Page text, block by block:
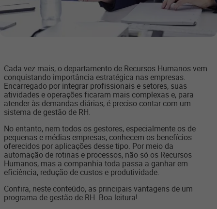
Cada vez mais, o departamento de Recursos Humanos vem
conquistando importância estratégica nas empresas.
Encarregado por integrar profissionais e setores, suas
atividades e operações ficaram mais complexas e, para
atender às demandas diárias, é preciso contar com um
sistema de gestão de RH.
No entanto, nem todos os gestores, especialmente os de
pequenas e médias empresas, conhecem os benefícios
oferecidos por aplicações desse tipo. Por meio da
automação de rotinas e processos, não só os Recursos
Humanos, mas a companhia toda passa a ganhar em
eficiência, redução de custos e produtividade.
Confira, neste conteúdo, as principais vantagens de um
programa de gestão de RH. Boa leitura!